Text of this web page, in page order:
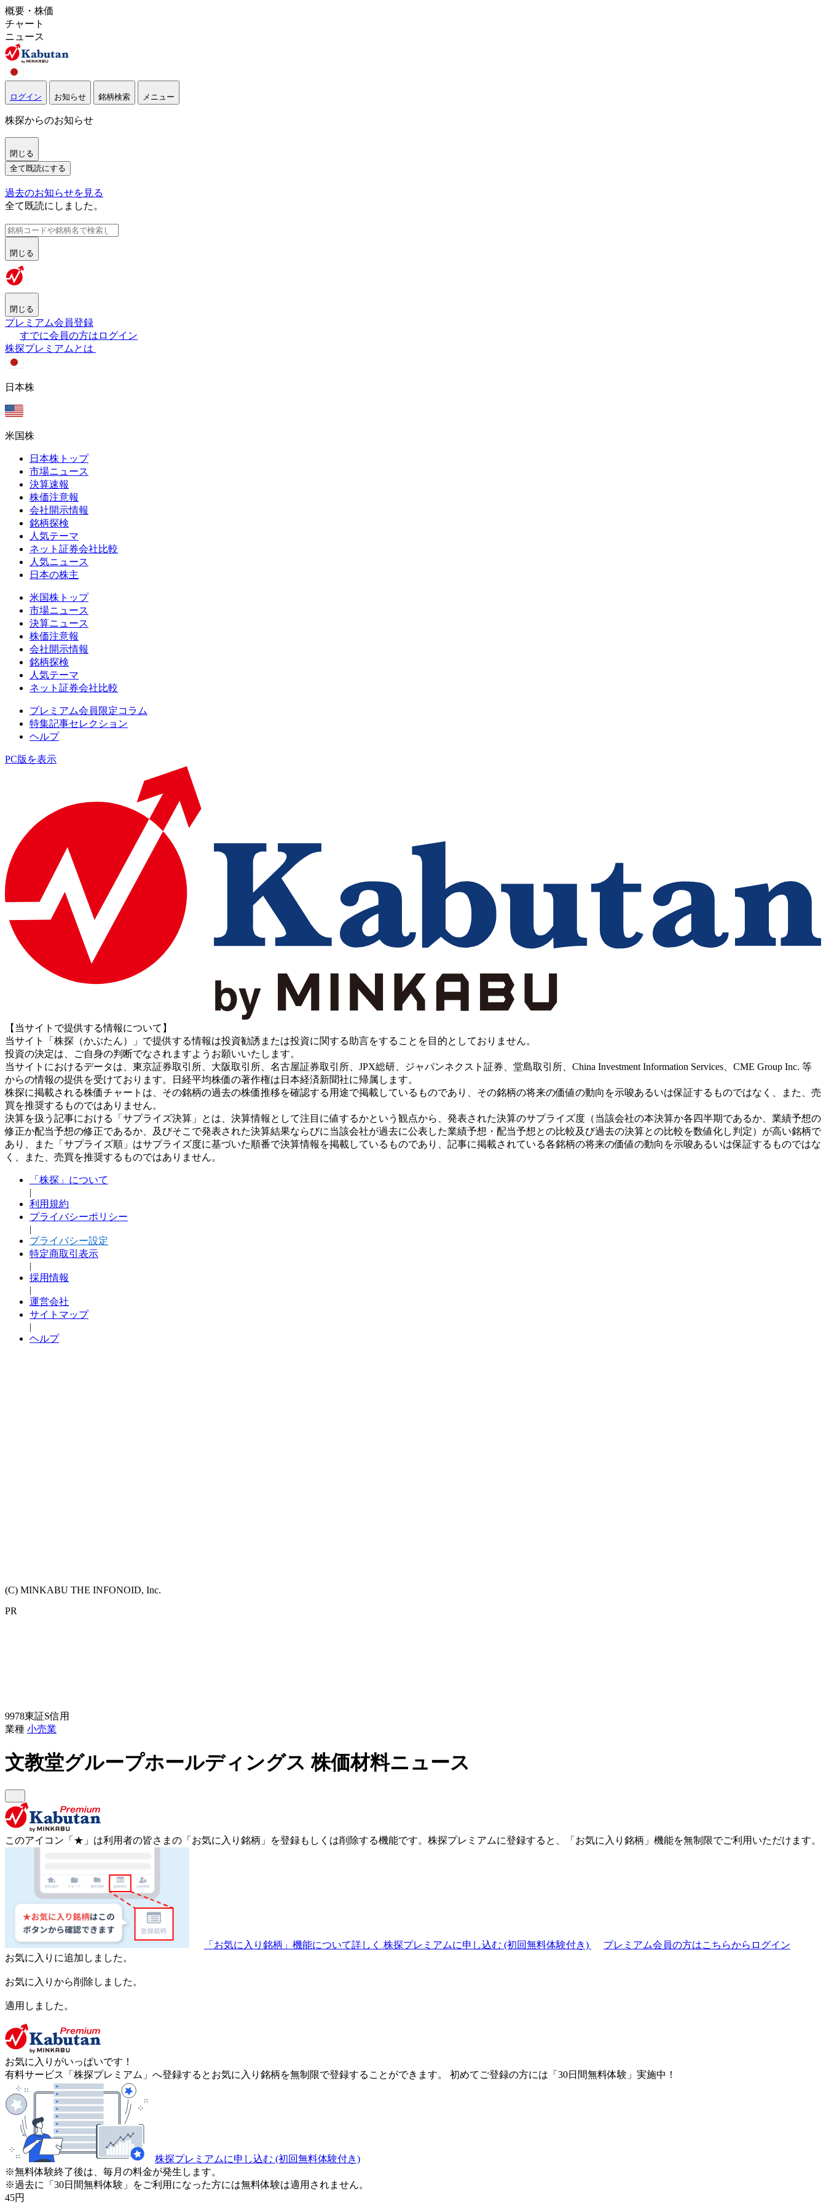
概要・株価
チャート
ニュース
ログイン お知らせ 銘柄検索 メニュー
株探からのお知らせ
閉じる
全て既読にする
過去のお知らせを見る
全て既読にしました。
閉じる
閉じる
プレミアム会員登録
すでに会員の方はログイン
株探プレミアムとは
日本株
米国株
日本株トップ
市場ニュース
決算速報
株価注意報
会社開示情報
銘柄探検
人気テーマ
ネット証券会社比較
人気ニュース
日本の株主
米国株トップ
市場ニュース
決算ニュース
株価注意報
会社開示情報
銘柄探検
人気テーマ
ネット証券会社比較
プレミアム会員限定コラム
特集記事セレクション
ヘルプ
PC版を表示
【当サイトで提供する情報について】
当サイト「株探（かぶたん）」で提供する情報は投資勧誘または投資に関する助言をすることを目的としておりません。
投資の決定は、ご自身の判断でなされますようお願いいたします。
当サイトにおけるデータは、東京証券取引所、大阪取引所、名古屋証券取引所、JPX総研、ジャパンネクスト証券、堂島取引所、China Investment Information Services、CME Group Inc. 等
からの情報の提供を受けております。日経平均株価の著作権は日本経済新聞社に帰属します。
株探に掲載される株価チャートは、その銘柄の過去の株価推移を確認する用途で掲載しているものであり、その銘柄の将来の価値の動向を示唆あるいは保証するものではなく、また、売
買を推奨するものではありません。
決算を扱う記事における「サプライズ決算」とは、決算情報として注目に値するかという観点から、発表された決算のサプライズ度（当該会社の本決算か各四半期であるか、業績予想の
修正か配当予想の修正であるか、及びそこで発表された決算結果ならびに当該会社が過去に公表した業績予想・配当予想との比較及び過去の決算との比較を数値化し判定）が高い銘柄で
あり、また「サプライズ順」はサプライズ度に基づいた順番で決算情報を掲載しているものであり、記事に掲載されている各銘柄の将来の価値の動向を示唆あるいは保証するものではな
く、また、売買を推奨するものではありません。
「株探」について
|
利用規約
プライバシーポリシー
|
プライバシー設定
特定商取引表示
|
採用情報
|
運営会社
サイトマップ
|
ヘルプ
(C) MINKABU THE INFONOID, Inc.
PR
9978東証S信用
業種 小売業
文教堂グループホールディングス株価材料ニュース
このアイコン 「★」 は利用者の皆さまの 「お気に入り銘柄」を登録もしくは削除する機能です。 株探プレミアムに登録すると、「お気に入り銘柄」機能を無制限でご利用いただけます。
「お気に入り銘柄」機能について詳しく 株探プレミアムに申し込む (初回無料体験付き)
プレミアム会員の方はこちらからログイン
お気に入りに追加しました。
お気に入りから削除しました。
適用しました。
お気に入りがいっぱいです！
有料サービス「株探プレミアム」へ登録するとお気に入り銘柄を無制限で登録することができます。 初めてご登録の方には「30日間無料体験」実施中！
株探プレミアムに申し込む (初回無料体験付き)
※無料体験終了後は、毎月の料金が発生します。
※過去に「30日間無料体験」をご利用になった方には無料体験は適用されません。
45円